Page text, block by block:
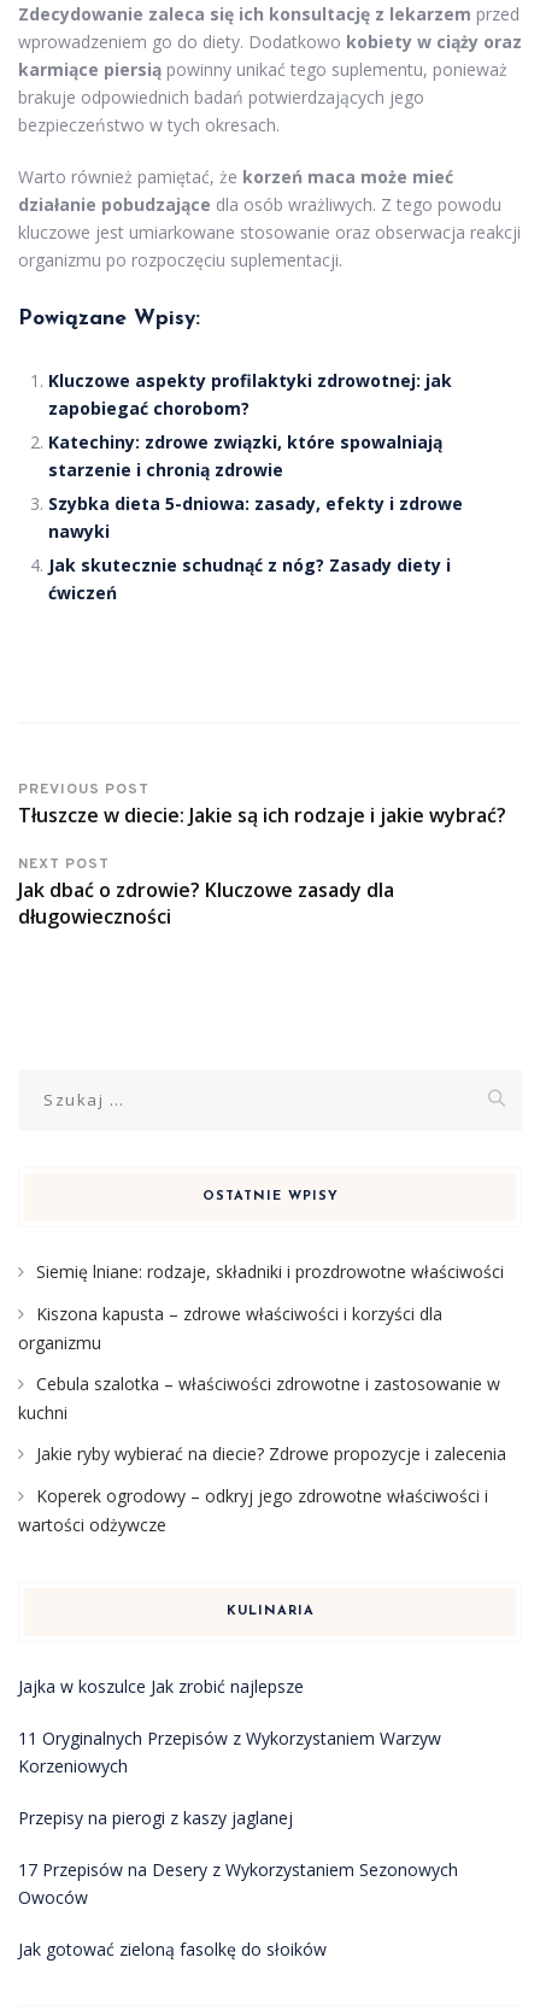
Zdecydowanie zaleca się ich konsultację z lekarzem przed
wprowadzeniem go do diety. Dodatkowo kobiety w ciąży oraz
karmiące piersią powinny unikać tego suplementu, ponieważ
brakuje odpowiednich badań potwierdzających jego
bezpieczeństwo w tych okresach.
Warto również pamiętać, że korzeń maca może mieć
działanie pobudzające dla osób wrażliwych. Z tego powodu
kluczowe jest umiarkowane stosowanie oraz obserwacja reakcji
organizmu po rozpoczęciu suplementacji.
Powiązane Wpisy:
Kluczowe aspekty profilaktyki zdrowotnej: jak
zapobiegać chorobom?
Katechiny: zdrowe związki, które spowalniają
starzenie i chronią zdrowie
Szybka dieta 5-dniowa: zasady, efekty i zdrowe
nawyki
Jak skutecznie schudnąć z nóg? Zasady diety i
ćwiczeń
PREVIOUS POST
Tłuszcze w diecie: Jakie są ich rodzaje i jakie wybrać?
NEXT POST
Jak dbać o zdrowie? Kluczowe zasady dla
długowieczności
OSTATNIE WPISY
Siemię lniane: rodzaje, składniki i prozdrowotne właściwości
Kiszona kapusta – zdrowe właściwości i korzyści dla
organizmu
Cebula szalotka – właściwości zdrowotne i zastosowanie w
kuchni
Jakie ryby wybierać na diecie? Zdrowe propozycje i zalecenia
Koperek ogrodowy – odkryj jego zdrowotne właściwości i
wartości odżywcze
KULINARIA
Jajka w koszulce Jak zrobić najlepsze
11 Oryginalnych Przepisów z Wykorzystaniem Warzyw
Korzeniowych
Przepisy na pierogi z kaszy jaglanej
17 Przepisów na Desery z Wykorzystaniem Sezonowych
Owoców
Jak gotować zieloną fasolkę do słoików